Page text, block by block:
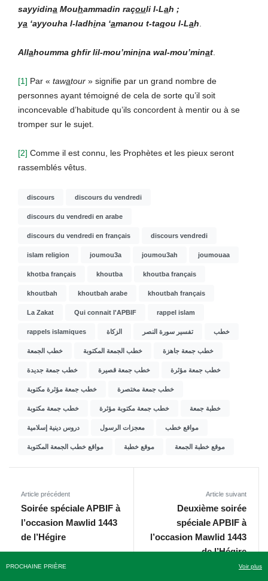
PROCHAINE PRIÈRE Voir plus
sayyidina Mouhammadin raçouli l-Lah ;
ya ‘ayyouha l-ladhina ‘amanou t-taqou l-Lah
Allahoumma ghfir lil-mou’minina wal-mou’minat
[1] Par « tawatour » signifie par un grand nombre de
personnes ayant témoigné de cela de sorte qu’il soit
inconcevable d’habitude qu’ils concordent à mentir ou à se
tromper sur le sujet.
[2] Comme il est connu, les Prophètes et les pieux seront
rassemblés vêtus.
discours discours du vendredi
discours du vendredi en arabe
discours du vendredi en français discours vendredi
islam religion joumou3a joumou3ah joumouaa
khotba français khoutba khoutba français
khoutbah khoutbah arabe khoutbah français
La Zakat Qui connait l'APBIF rappel islam
rappels islamiques الزكاة تفسير سورة النصر خطب
خطب الجمعة خطب الجمعة المكتوبة خطب جمعة جاهزة
خطب جمعة جديدة خطب جمعة قصيرة خطب جمعة مؤثرة
خطب جمعة مؤثرة مكتوبة خطب جمعة مختصرة
خطب جمعة مكتوبة خطب جمعة مكتوبة مؤثرة خطبة جمعة
دروس دينية إسلامية معجزات الرسول مواقع خطب
مواقع خطب الجمعة المكتوبة موقع خطبة موقع خطبة الجمعة
Article précédent
Soirée spéciale APBIF à
l’occasion Mawlid 1443
de l’Hégire
Article suivant
Deuxième soirée
spéciale APBIF à
l’occasion Mawlid 1443
de l’Hégire